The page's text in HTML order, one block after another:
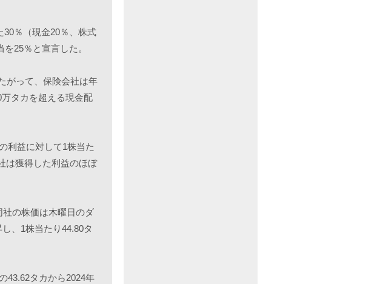
30％（現金20％、株式
25％と宣言した。
がって、保険会社は年
タカを超える現金配
利益に対して1株当た
は獲得した利益のほぼ
の株価は木曜日のダ
、1株当たり44.80タ
43.62タカから2024年